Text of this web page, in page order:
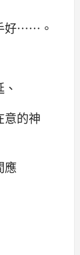
好……。
意的神
應